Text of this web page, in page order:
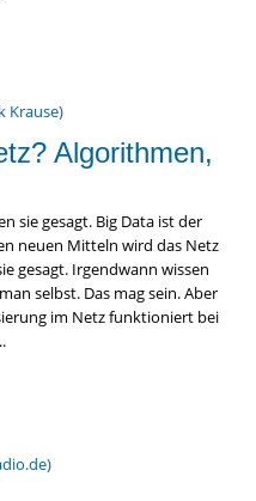
Algorithmen,
sie gesagt. Big Data ist der
neuen Mitteln wird das Netz
gesagt. Irgendwann wissen
selbst. Das mag sein. Aber
im Netz funktioniert bei